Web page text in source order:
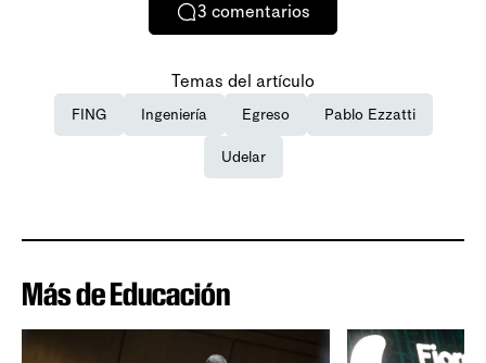
3 comentarios
Temas del artículo
FING Ingeniería Egreso Pablo Ezzatti
Udelar
Más de Educación